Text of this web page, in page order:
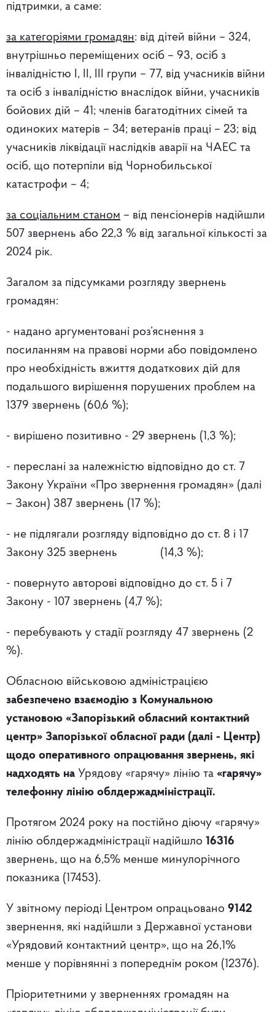
підтримки, а саме:
за категоріями громадян: від дітей війни – 324,
внутрішньо переміщених осіб – 93, осіб з
інвалідністю І, ІІ, ІІІ групи – 77, від учасників війни
та осіб з інвалідністю внаслідок війни, учасників
бойових дій – 41; членів багатодітних сімей та
одиноких матерів – 34; ветеранів праці – 23; від
учасників ліквідації наслідків аварії на ЧАЕС та
осіб, що потерпіли від Чорнобильської
катастрофи – 4;
за соціальним станом – від пенсіонерів надійшли
507 звернень або 22,3 % від загальної кількості за
2024 рік.
Загалом за підсумками розгляду звернень
громадян:
- надано аргументовані роз’яснення з
посиланням на правові норми або повідомлено
про необхідність вжиття додаткових дій для
подальшого вирішення порушених проблем на
1379 звернень (60,6 %);
- вирішено позитивно - 29 звернень (1,3 %);
- переслані за належністю відповідно до ст. 7
Закону України «Про звернення громадян» (далі
– Закон) 387 звернень (17 %);
- не підлягали розгляду відповідно до ст. 8 і 17
Закону 325 звернень (14,3 %);
- повернуто авторові відповідно до ст. 5 і 7
Закону - 107 звернень (4,7 %);
- перебувають у стадії розгляду 47 звернень (2
%).
Обласною військовою адміністрацією
забезпечено взаємодію з Комунальною
установою «Запорізький обласний контактний
центр» Запорізької обласної ради (далі - Центр)
щодо оперативного опрацювання звернень, які
надходять на Урядову «гарячу» лінію та «гарячу»
телефонну лінію облдержадміністрації.
Протягом 2024 року на постійно діючу «гарячу»
лінію облдержадміністрації надійшло 16316
звернень, що на 6,5% менше минулорічного
показника (17453).
У звітному періоді Центром опрацьовано 9142
звернення, які надійшли з Державної установи
«Урядовий контактний центр», що на 26,1%
менше у порівнянні з попереднім роком (12376).
Пріоритетними у зверненнях громадян на